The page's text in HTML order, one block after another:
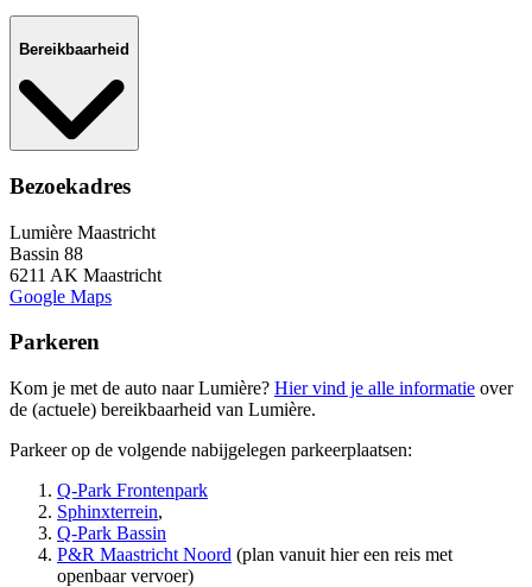
Bereikbaarheid
Bezoekadres
Lumière Maastricht
Bassin 88
6211 AK Maastricht
Google Maps
Parkeren
Kom je met de auto naar Lumière? Hier vind je alle informatie over
de (actuele) bereikbaarheid van Lumière.
Parkeer op de volgende nabijgelegen parkeerplaatsen:
Q-Park Frontenpark
Sphinxterrein,
Q-Park Bassin
P&R Maastricht Noord (plan vanuit hier een reis met
openbaar vervoer)